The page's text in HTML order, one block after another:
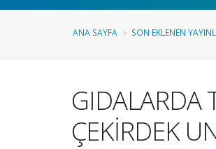
ANA SAYFA SON EKLENEN
GIDALARDA
ÇEKİRDEK